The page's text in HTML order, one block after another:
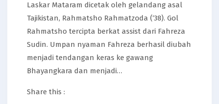
Laskar Mataram dicetak oleh gelandang asal
Tajikistan, Rahmatsho Rahmatzoda (‘38). Gol
Rahmatsho tercipta berkat assist dari Fahreza
Sudin. Umpan nyaman Fahreza berhasil diubah
menjadi tendangan keras ke gawang
Bhayangkara dan menjadi…
Share this :